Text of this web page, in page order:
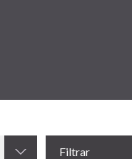
Filtrar